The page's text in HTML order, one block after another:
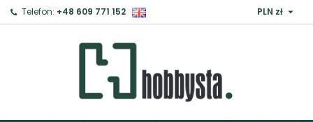
Telefon: +48 609 771 152 PLN zł 